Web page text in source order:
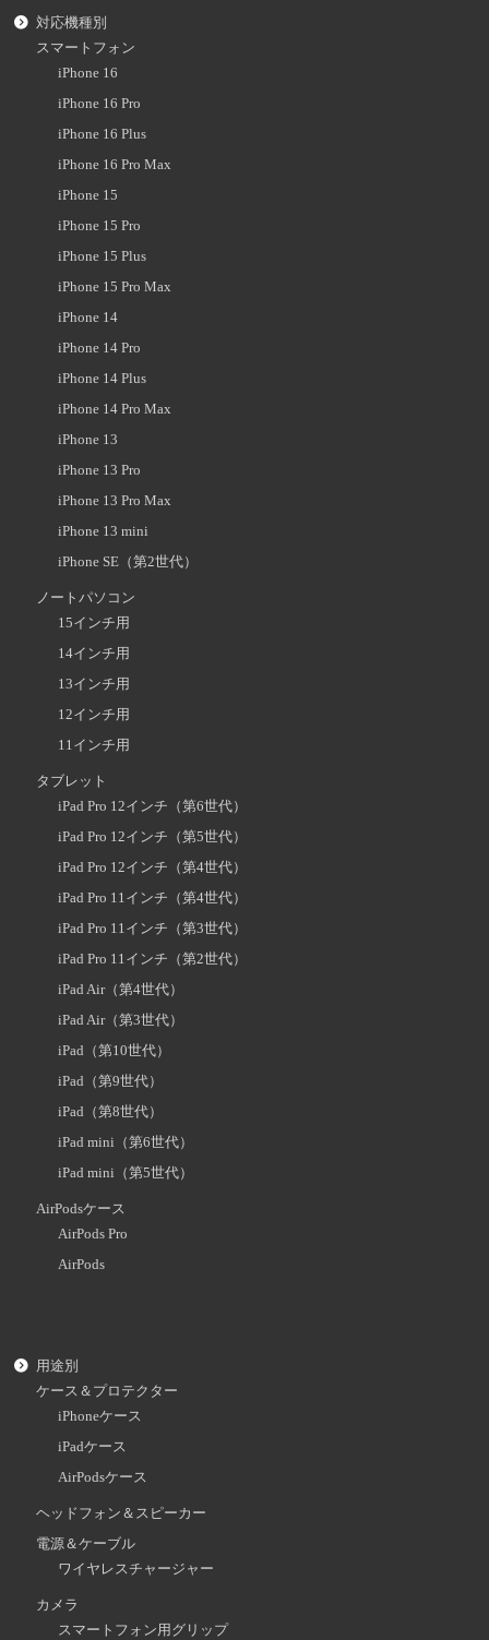
対応機種別
スマートフォン
iPhone 16
iPhone 16 Pro
iPhone 16 Plus
iPhone 16 Pro Max
iPhone 15
iPhone 15 Pro
iPhone 15 Plus
iPhone 15 Pro Max
iPhone 14
iPhone 14 Pro
iPhone 14 Plus
iPhone 14 Pro Max
iPhone 13
iPhone 13 Pro
iPhone 13 Pro Max
iPhone 13 mini
iPhone SE（第2世代）
ノートパソコン
15インチ用
14インチ用
13インチ用
12インチ用
11インチ用
タブレット
iPad Pro 12インチ（第6世代）
iPad Pro 12インチ（第5世代）
iPad Pro 12インチ（第4世代）
iPad Pro 11インチ（第4世代）
iPad Pro 11インチ（第3世代）
iPad Pro 11インチ（第2世代）
iPad Air（第4世代）
iPad Air（第3世代）
iPad（第10世代）
iPad（第9世代）
iPad（第8世代）
iPad mini（第6世代）
iPad mini（第5世代）
AirPodsケース
AirPods Pro
AirPods
用途別
ケース＆プロテクター
iPhoneケース
iPadケース
AirPodsケース
ヘッドフォン＆スピーカー
電源＆ケーブル
ワイヤレスチャージャー
カメラ
スマートフォン用グリップ